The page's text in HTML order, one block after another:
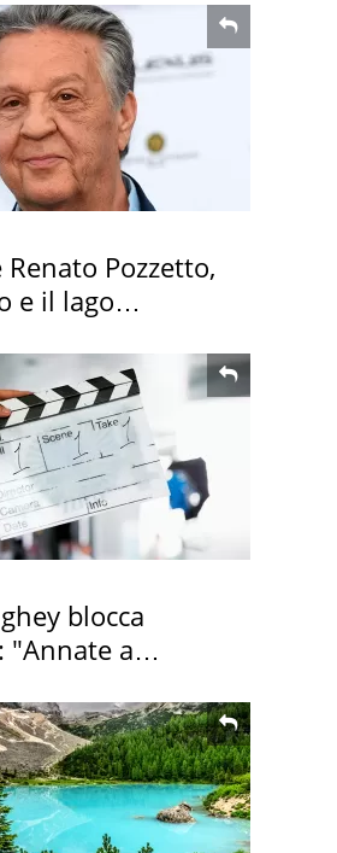
Renato Pozzetto,
e il lago
blocca
"Annate a